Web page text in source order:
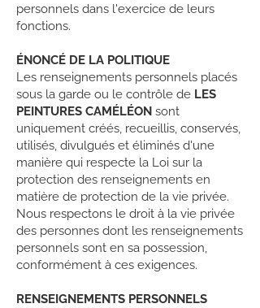
personnels dans l'exercice de leurs
fonctions.
ÉNONCÉ DE LA POLITIQUE
Les renseignements personnels placés
sous la garde ou le contrôle de LES
PEINTURES CAMÉLÉON sont
uniquement créés, recueillis, conservés,
utilisés, divulgués et éliminés d'une
manière qui respecte la Loi sur la
protection des renseignements en
matière de protection de la vie privée.
Nous respectons le droit à la vie privée
des personnes dont les renseignements
personnels sont en sa possession,
conformément à ces exigences.
RENSEIGNEMENTS PERSONNELS